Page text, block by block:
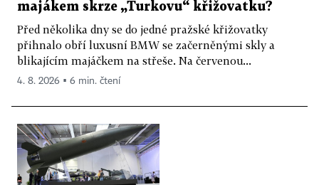
majákem skrze „Turkovu“ křižovatku?
Před několika dny se do jedné pražské křižovatky
přihnalo obří luxusní BMW se začerněnými skly a
blikajícím majáčkem na střeše. Na červenou...
4. 8. 2026 ▪ 6 min. čtení